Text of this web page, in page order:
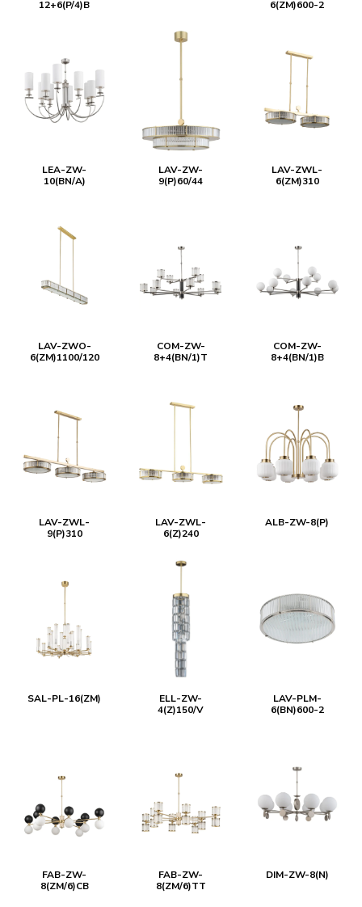
12+6(P/4)B 6(ZM)600-2
LEA-ZW-
10(BN/A)
LAV-ZW-
9(P)60/44
LAV-ZWL-
6(ZM)310
LAV-ZWO-
6(ZM)1100/120
COM-ZW-
8+4(BN/1)T
COM-ZW-
8+4(BN/1)B
LAV-ZWL-
9(P)310
LAV-ZWL-
6(Z)240
ALB-ZW-8(P)
SAL-PL-16(ZM)
ELL-ZW-
4(Z)150/V
LAV-PLM-
6(BN)600-2
FAB-ZW-
8(ZM/6)CB
FAB-ZW-
8(ZM/6)TT
DIM-ZW-8(N)